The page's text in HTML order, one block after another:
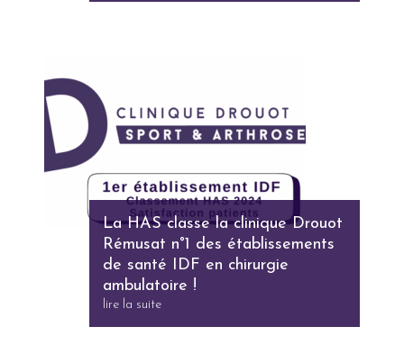
La HAS classe la clinique Drouot
Rémusat n°1 des établissements
de santé IDF en chirurgie
ambulatoire !
lire la suite